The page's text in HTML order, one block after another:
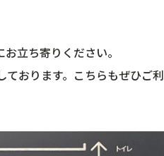
立ち寄りください。
ております。こちらもぜひご利